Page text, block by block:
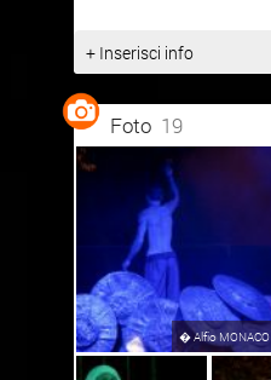
+ Inserisci info
Foto 19
�Alfio MONACO